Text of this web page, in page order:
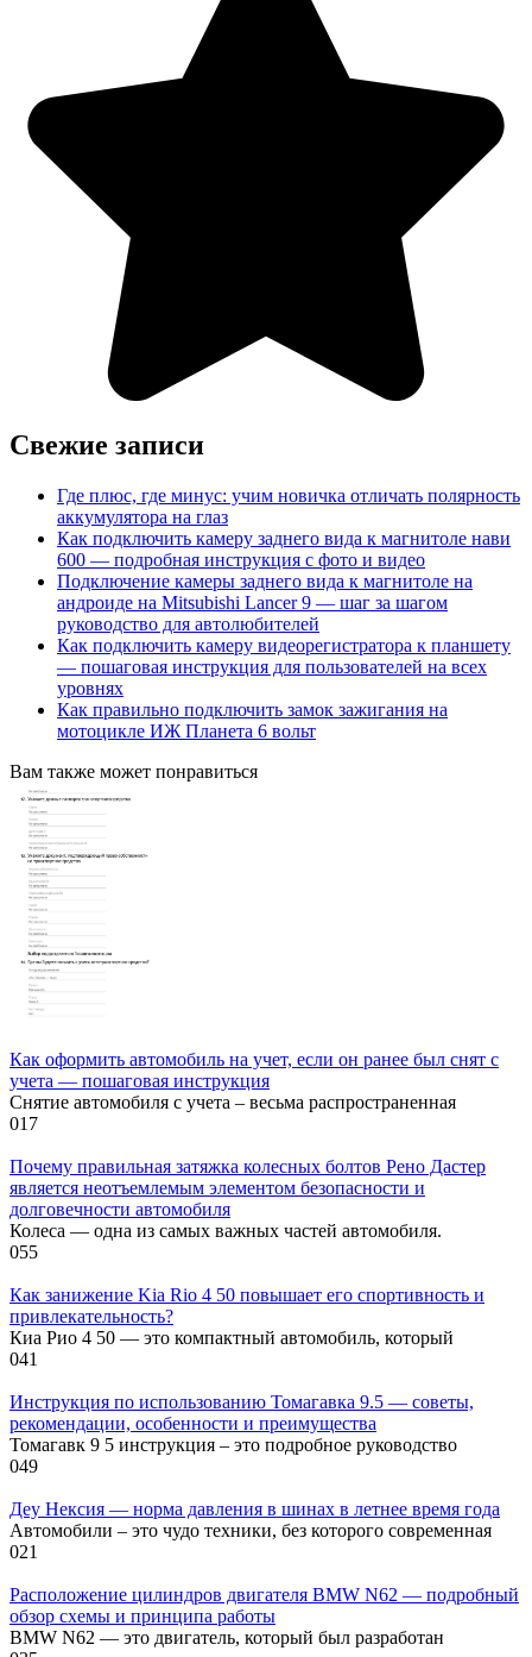
Свежие записи
Где плюс, где минус: учим новичка отличать полярность
аккумулятора на глаз
Как подключить камеру заднего вида к магнитоле нави
600 — подробная инструкция с фото и видео
Подключение камеры заднего вида к магнитоле на
андроиде на Mitsubishi Lancer 9 — шаг за шагом
руководство для автолюбителей
Как подключить камеру видеорегистратора к планшету
— пошаговая инструкция для пользователей на всех
уровнях
Как правильно подключить замок зажигания на
мотоцикле ИЖ Планета 6 вольт
Вам также может понравиться
Как оформить автомобиль на учет, если он ранее был снят с
учета — пошаговая инструкция
Снятие автомобиля с учета – весьма распространенная
017
Почему правильная затяжка колесных болтов Рено Дастер
является неотъемлемым элементом безопасности и
долговечности автомобиля
Колеса — одна из самых важных частей автомобиля.
055
Как занижение Kia Rio 4 50 повышает его спортивность и
привлекательность?
Киа Рио 4 50 — это компактный автомобиль, который
041
Инструкция по использованию Томагавка 9.5 — советы,
рекомендации, особенности и преимущества
Томагавк 9 5 инструкция – это подробное руководство
049
Деу Нексия — норма давления в шинах в летнее время года
Автомобили – это чудо техники, без которого современная
021
Расположение цилиндров двигателя BMW N62 — подробный
обзор схемы и принципа работы
BMW N62 — это двигатель, который был разработан